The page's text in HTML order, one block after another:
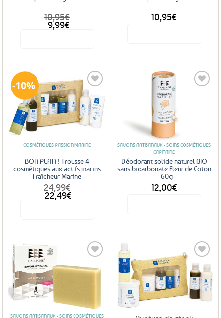
10,95€
Le
prix
9,99€
Le
prix
10,95€
10%
Ajouter
aux
favoris
COSMÉTIQUES PASSION MARINE
BON PLAN ! Trousse 4
cosmétiques aux actifs marins
Fraîcheur Marine
24,99€
Le
prix
22,49€
Le
prix
SAVONS ARTISANAUX - SOINS COSMÉTIQUES
CAPITAINE
Déodorant solide naturel BIO
sans bicarbonate Fleur de Coton
– 60g
12,00€
SAVONS ARTISANAUX - SOINS COSMÉTIQUES
Ajouter
aux
favoris